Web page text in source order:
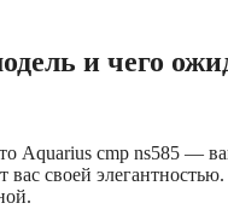
и чего
Aquarius cmp ns585 —
своей